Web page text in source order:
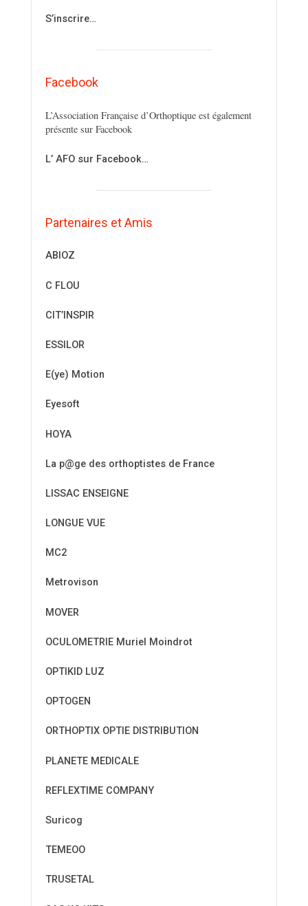
S’inscrire…
Facebook
L’Association Française d’Orthoptique est également
présente sur Facebook
L’ AFO sur Facebook…
Partenaires et Amis
ABIOZ
C FLOU
CIT’INSPIR
ESSILOR
E(ye) Motion
Eyesoft
HOYA
La p@ge des orthoptistes de France
LISSAC ENSEIGNE
LONGUE VUE
MC2
Metrovison
MOVER
OCULOMETRIE Muriel Moindrot
OPTIKID LUZ
OPTOGEN
ORTHOPTIX OPTIE DISTRIBUTION
PLANETE MEDICALE
REFLEXTIME COMPANY
Suricog
TEMEOO
TRUSETAL